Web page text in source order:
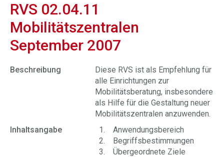
RVS 02.04.11
Mobilitätszentralen
September 2007
Beschreibung
Diese RVS ist als Empfehlung für
alle Einrichtungen zur
Mobilitätsberatung, insbesondere
als Hilfe für die Gestaltung neuer
Mobilitätszentralen anzuwenden.
Inhaltsangabe
1. Anwendungsbereich
2. Begriffsbestimmungen
3. Übergeordnete Ziele